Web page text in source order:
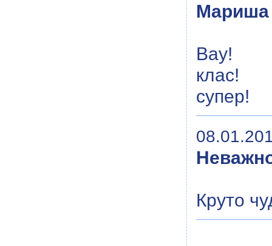
Мариша
Вау!
клас!
супер!
Круто